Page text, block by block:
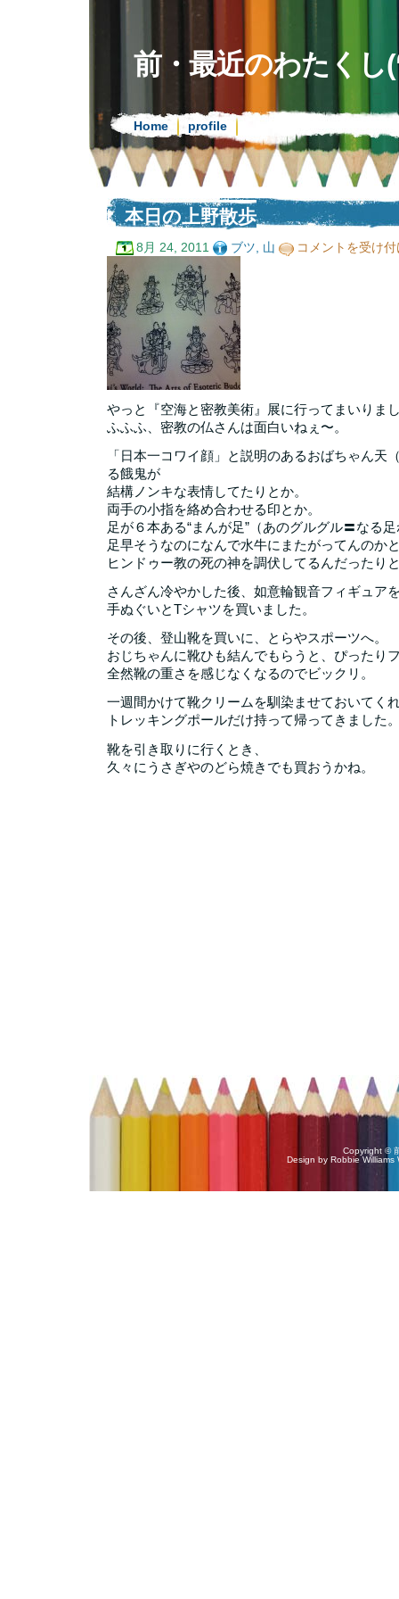
前・最近のわたくし
Home profile
本日の上野散歩
8月 24, 2011 ブツ, 山
本
コメントを受け
やっと『空海と密教美術』展に行ってまいりま
ふふふ、密教の仏さんは面白いねぇ〜。
「日本一コワイ顔」と説明のあるおばちゃん天
る餓鬼が
結構ノンキな表情してたりとか。
両手の小指を絡め合わせる印とか。
足が６本ある“まんが足”（あのグルグル〓なる
足早そうなのになんで水牛にまたがってんのか
ヒンドゥー教の死の神を調伏してるんだったり
さんざん冷やかした後、如意輪観音フィギュア
手ぬぐいとTシャツを買いました。
その後、登山靴を買いに、とらやスポーツへ。
おじちゃんに靴ひも結んでもらうと、ぴったり
全然靴の重さを感じなくなるのでビックリ。
一週間かけて靴クリームを馴染ませておいてく
トレッキングポールだけ持って帰ってきました
靴を引き取りに行くとき、
久々にうさぎやのどら焼きでも買おうかね。
Copyright ©
Design by Robbie Williams